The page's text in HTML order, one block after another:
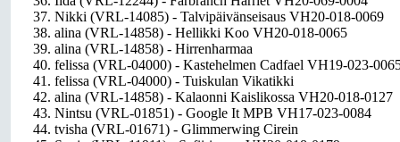
37. Nikki (VRL-14085) - Talvipäivänseisaus VH20-018-0069
38. alina (VRL-14858) - Hellikki Koo VH20-018-0065
39. alina (VRL-14858) - Hirrenharmaa
40. felissa (VRL-04000) - Kastehelmen Cadfael VH19-023-
41. felissa (VRL-04000) - Tuiskulan Vikatikki
42. alina (VRL-14858) - Kalaonni Kaislikossa VH20-018-0127
43. Nintsu (VRL-01851) - Google It MPB VH17-023-0084
44. tvisha (VRL-01671) - Glimmerwing Cirein